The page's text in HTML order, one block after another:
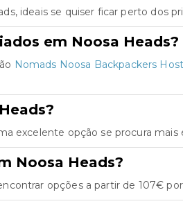
ideais se quiser ficar perto dos
em Noosa Heads?
Nomads Noosa Backpackers
excelente opção se procura
Noosa Heads?
opções a partir de 107€